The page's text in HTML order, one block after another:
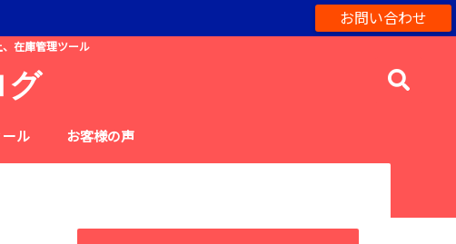
お問い合わせ
在庫管理ツール
グ
ール お客様の声